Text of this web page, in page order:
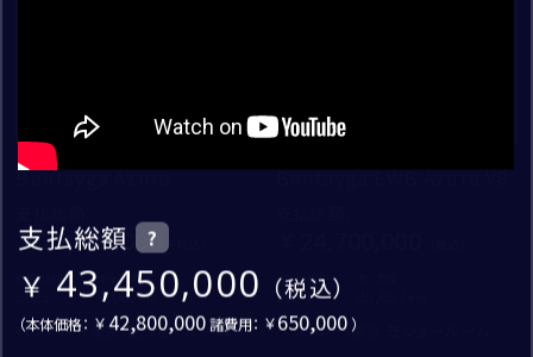
ランボルギーニ芝
修復歴なし
新着車両
Bentayga Azure
22,300,000
初度登録年：
2023
走行距離：
6,095
ベントレー東京 芝ショールーム
Bentayga EWB Azure V8
初度登録年：
2024
ベントレー東京 芝ショールーム
支払総額 ?
43,450,000
（本体価格： 42,800,000諸費用： 650,000 ）
お名前 *
郵便番号
都道府県